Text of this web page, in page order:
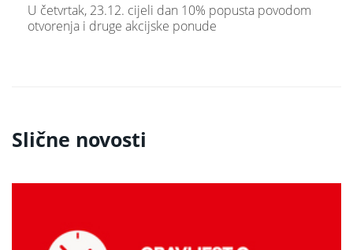
​U četvrtak, 23.12. cijeli dan 10% popusta povodom
otvorenja i druge akcijske ponude
Slične novosti